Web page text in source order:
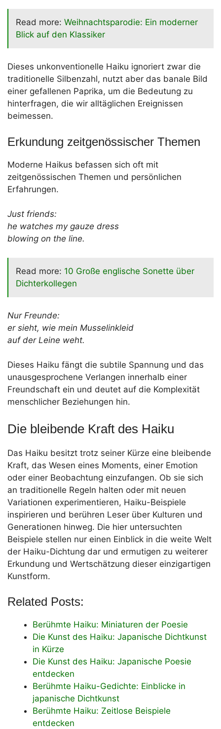
Read more: Weihnachtsparodie: Ein moderner
Blick auf den Klassiker
Dieses unkonventionelle Haiku ignoriert zwar die
traditionelle Silbenzahl, nutzt aber das banale Bild
einer gefallenen Paprika, um die Bedeutung zu
hinterfragen, die wir alltäglichen Ereignissen
beimessen.
Erkundung zeitgenössischer Themen
Moderne Haikus befassen sich oft mit
zeitgenössischen Themen und persönlichen
Erfahrungen.
Just friends:
he watches my gauze dress
blowing on the line.
Read more: 10 Große englische Sonette über
Dichterkollegen
Nur Freunde:
er sieht, wie mein Musselinkleid
auf der Leine weht.
Dieses Haiku fängt die subtile Spannung und das
unausgesprochene Verlangen innerhalb einer
Freundschaft ein und deutet auf die Komplexität
menschlicher Beziehungen hin.
Die bleibende Kraft des Haiku
Das Haiku besitzt trotz seiner Kürze eine bleibende
Kraft, das Wesen eines Moments, einer Emotion
oder einer Beobachtung einzufangen. Ob sie sich
an traditionelle Regeln halten oder mit neuen
Variationen experimentieren, Haiku-Beispiele
inspirieren und berühren Leser über Kulturen und
Generationen hinweg. Die hier untersuchten
Beispiele stellen nur einen Einblick in die weite Welt
der Haiku-Dichtung dar und ermutigen zu weiterer
Erkundung und Wertschätzung dieser einzigartigen
Kunstform.
Related Posts:
Berühmte Haiku: Miniaturen der Poesie
Die Kunst des Haiku: Japanische Dichtkunst
in Kürze
Die Kunst des Haiku: Japanische Poesie
entdecken
Berühmte Haiku-Gedichte: Einblicke in
japanische Dichtkunst
Berühmte Haiku: Zeitlose Beispiele
entdecken